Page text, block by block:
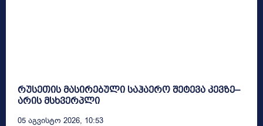
რუსეთის მასირებული საჰაერო შეტევა კევზე–
არის მსხვერპლი
05 Აგვისტო 2026, 10:53